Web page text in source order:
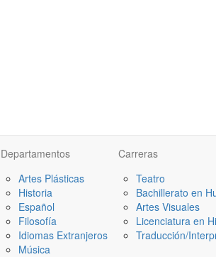
Departamentos
Artes Plásticas
Historia
Español
Filosofía
Idiomas Extranjeros
Música
Carreras
Teatro
Bachillerato en
Artes Visuales
Licenciatura en
Traducción/